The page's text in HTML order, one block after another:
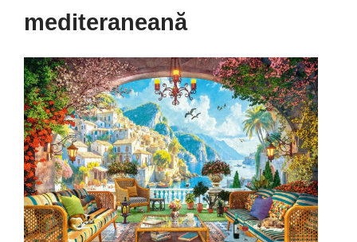
mediteraneană